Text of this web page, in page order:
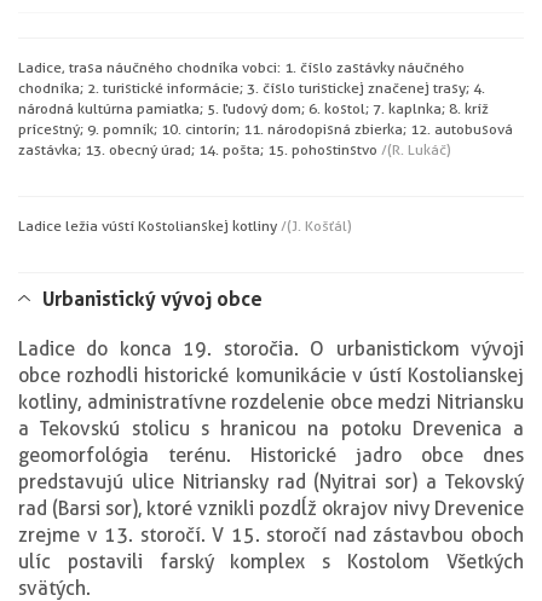
Ladice, trasa náučného chodníka v obci: 1. číslo zastávky náučného
chodníka; 2. turistické informácie; 3. číslo turistickej značenej trasy; 4.
národná kultúrna pamiatka; 5. ľudový dom; 6. kostol; 7. kaplnka; 8. kríž
prícestný; 9. pomník; 10. cintorín; 11. národopisná zbierka; 12. autobusová
zastávka; 13. obecný úrad; 14. pošta; 15. pohostinstvo /(R. Lukáč)
Ladice ležia v ústí Kostolianskej kotliny /(J. Košťál)
Urbanistický vývoj obce
Ladice do konca 19. storočia. O urbanistickom vývoji
obce rozhodli historické komunikácie v ústí Kostolianskej
kotliny, administratívne rozdelenie obce medzi Nitriansku
a Tekovskú stolicu s hranicou na potoku Drevenica a
geomorfológia terénu. Historické jadro obce dnes
predstavujú ulice Nitriansky rad (Nyitrai sor) a Tekovský
rad (Barsi sor), ktoré vznikli pozdĺž okrajov nivy Drevenice
zrejme v 13. storočí. V 15. storočí nad zástavbou oboch
ulíc postavili farský komplex s Kostolom Všetkých
svätých.